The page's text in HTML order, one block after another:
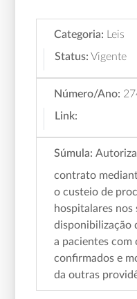
Categoria:
Leis
Status: Vigente
Número/Ano:
Link:
Súmula:
contrato
o custeio de
hospitalares nos
disponibilização
a pacientes com
confirmados e
da outras